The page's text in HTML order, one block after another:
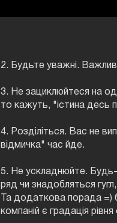
2. Будьте уважні.
3. Не зациклюйтеся на
то кажуть, "істина десь
4. Розділіться. Вас не
відмичка" час йде.
5. Не ускладнюйте.
ряд чи знадобляться
Та додаткова порада =)
компаній є градація